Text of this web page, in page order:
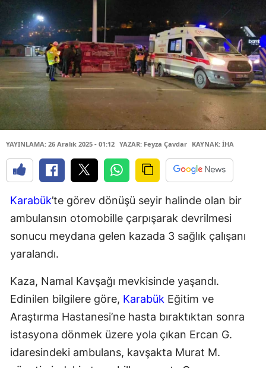
YAYINLAMA: 26 Aralık 2025 - 01:12 YAZAR: Feyza Çavdar KAYNAK: İHA
Karabük’te görev dönüşü seyir halinde olan bir
ambulansın otomobille çarpışarak devrilmesi
sonucu meydana gelen kazada 3 sağlık çalışanı
yaralandı.
Kaza, Namal Kavşağı mevkisinde yaşandı.
Edinilen bilgilere göre, Karabük Eğitim ve
Araştırma Hastanesi’ne hasta bıraktıktan sonra
istasyona dönmek üzere yola çıkan Ercan G.
idaresindeki ambulans, kavşakta Murat M.